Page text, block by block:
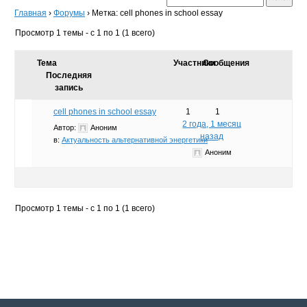
Главная › Форумы › Метка: cell phones in school essay
Просмотр 1 темы - с 1 по 1 (1 всего)
Тема УчастникиСообщения
Последняя
запись
cell phones in school essay
Автор:
Аноним
в: Актуальность альтернативной энергетики
1
1
2 года, 1 месяц
назад
Аноним
Просмотр 1 темы - с 1 по 1 (1 всего)